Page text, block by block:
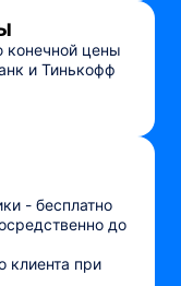
конечной цены
и Тинькофф
- бесплатно
до
клиента при